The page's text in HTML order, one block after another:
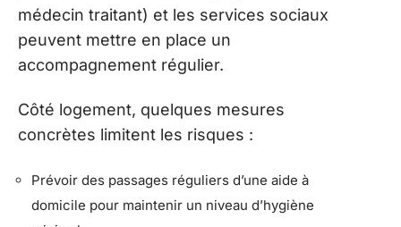
médecin traitant) et les services sociaux
peuvent mettre en place un
accompagnement régulier.
Côté logement, quelques mesures
concrètes limitent les risques :
Prévoir des passages réguliers d’une aide à
domicile pour maintenir un niveau d’hygiène